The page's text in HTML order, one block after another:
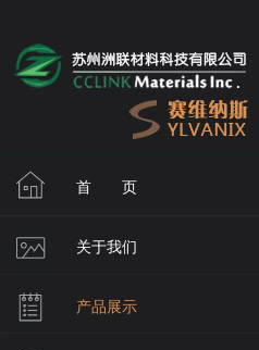
首 页
关于我们
产品展示